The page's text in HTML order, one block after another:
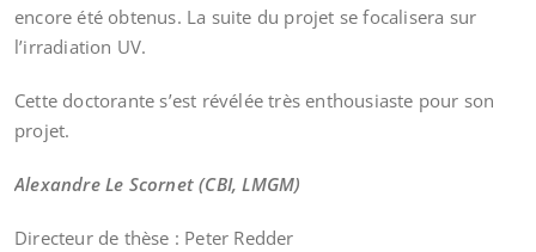
encore été obtenus. La suite du projet se focalisera sur
l’irradiation UV.
Cette doctorante s’est révélée très enthousiaste pour son
projet.
Alexandre Le Scornet (CBI, LMGM)
Directeur de thèse : Peter Redder